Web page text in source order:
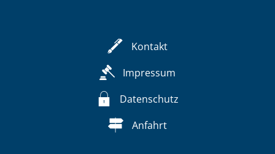
Kontakt
Impressum
Datenschutz
Anfahrt